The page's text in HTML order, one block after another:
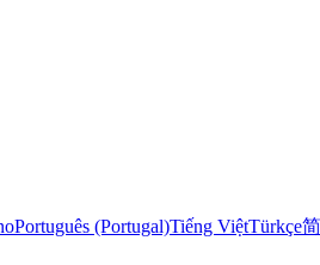
Português (Portugal)Tiếng ViệtTürkçe